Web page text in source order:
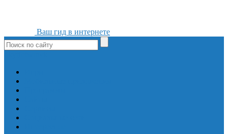
Ваш гид в интернете